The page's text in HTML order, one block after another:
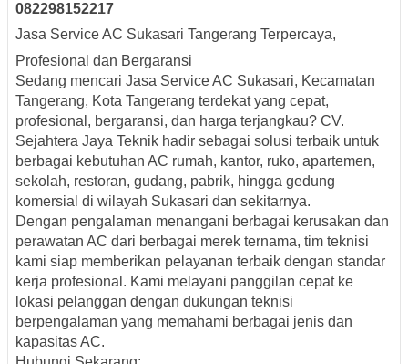
082298152217
Jasa Service AC Sukasari Tangerang Terpercaya,
Profesional dan Bergaransi
Sedang mencari Jasa Service AC Sukasari, Kecamatan
Tangerang, Kota Tangerang terdekatyang cepat,
profesional, bergaransi, dan harga terjangkau? CV.
Sejahtera Jaya Teknik hadir sebagai solusi terbaik untuk
berbagai kebutuhan AC rumah, kantor, ruko, apartemen,
sekolah, restoran, gudang, pabrik, hingga gedung
komersial di wilayah Sukasari dan sekitarnya.
Dengan pengalaman menangani berbagai kerusakan dan
perawatan AC dari berbagai merek ternama, tim teknisi
kami siap memberikan pelayanan terbaik dengan standar
kerja profesional. Kami melayani panggilan cepat ke
lokasi pelanggan dengan dukungan teknisi
berpengalaman yang memahami berbagai jenis dan
kapasitas AC.